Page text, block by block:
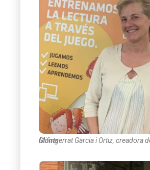
Montserrat Garcia i Ortiz, creadora del Método Glifing